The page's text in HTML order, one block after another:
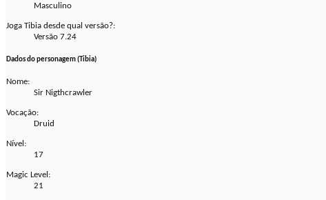
Masculino
Joga Tibia desde qual versão?:
Versão 7.24
Dados do personagem (Tibia)
Nome:
Sir Nigthcrawler
Vocação:
Druid
Nível:
17
Magic Level:
21